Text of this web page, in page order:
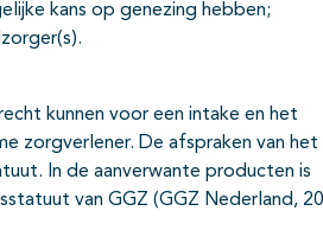
kans op genezing hebben;
kunnen voor een intake en het
zorgverlener. De afspraken van het
In de aanverwante producten is
van GGZ (GGZ Nederland,